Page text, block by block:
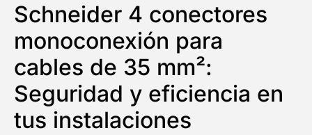
Schneider 4 conectores
monoconexión para
cables de 35 mm²:
Seguridad y eficiencia en
tus instalaciones